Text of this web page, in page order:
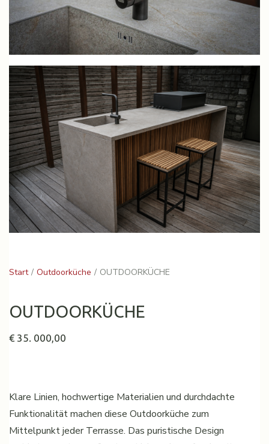
Start Outdoorküche OUTDOORKÜCHE
OUTDOORKÜCHE
€ 35. 000,00
Klare Linien, hochwertige Materialien und durchdachte
Funktionalität machen diese Outdoorküche zum
Mittelpunkt jeder Terrasse. Das puristische Design